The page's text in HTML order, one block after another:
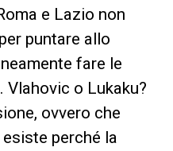
e Lazio non
puntare allo
fare le
Vlahovic o Lukaku?
ovvero che
perché la